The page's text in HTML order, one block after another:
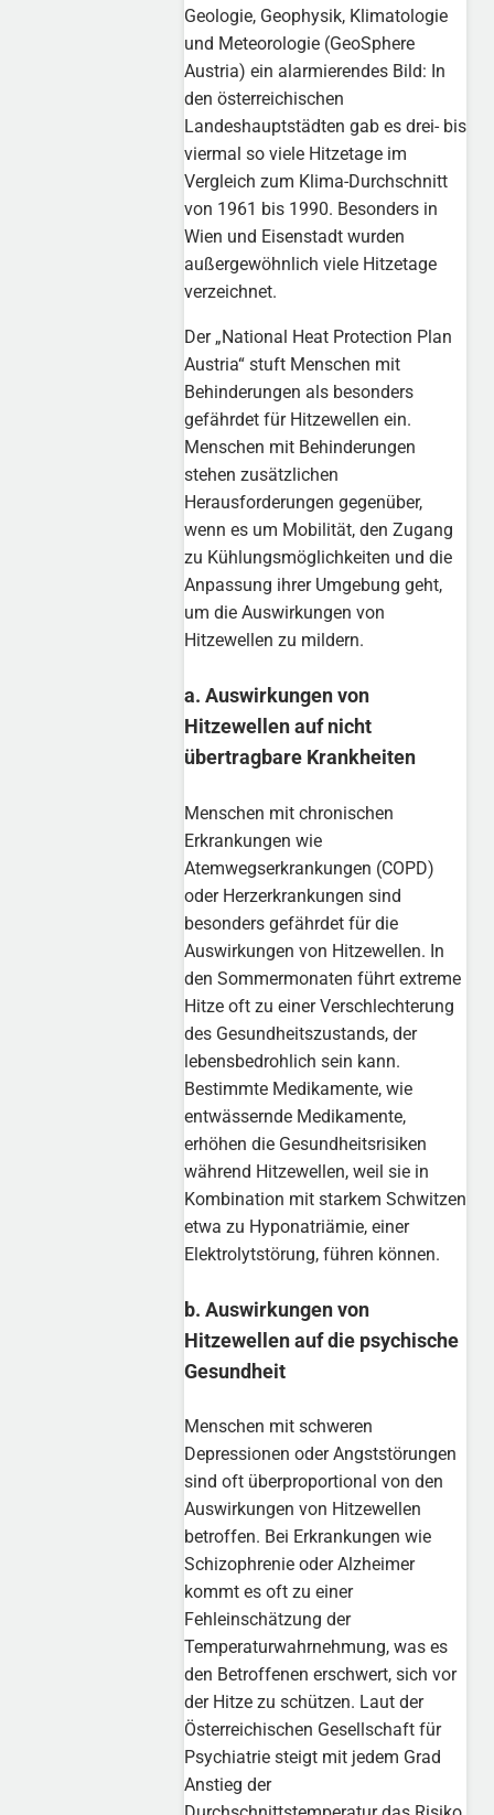
Geologie, Geophysik, Klimatologie
und Meteorologie (GeoSphere
Austria) ein alarmierendes Bild: In
den österreichischen
Landeshauptstädten gab es drei- bis
viermal so viele Hitzetage im
Vergleich zum Klima-Durchschnitt
von 1961 bis 1990. Besonders in
Wien und Eisenstadt wurden
außergewöhnlich viele Hitzetage
verzeichnet.
Der „National Heat Protection Plan
Austria“ stuft Menschen mit
Behinderungen als besonders
gefährdet für Hitzewellen ein.
Menschen mit Behinderungen
stehen zusätzlichen
Herausforderungen gegenüber,
wenn es um Mobilität, den Zugang
zu Kühlungsmöglichkeiten und die
Anpassung ihrer Umgebung geht,
um die Auswirkungen von
Hitzewellen zu mildern.
a. Auswirkungen von
Hitzewellen auf nicht
übertragbare Krankheiten
Menschen mit chronischen
Erkrankungen wie
Atemwegserkrankungen (COPD)
oder Herzerkrankungen sind
besonders gefährdet für die
Auswirkungen von Hitzewellen. In
den Sommermonaten führt extreme
Hitze oft zu einer Verschlechterung
des Gesundheitszustands, der
lebensbedrohlich sein kann.
Bestimmte Medikamente, wie
entwässernde Medikamente,
erhöhen die Gesundheitsrisiken
während Hitzewellen, weil sie in
Kombination mit starkem Schwitzen
etwa zu Hyponatriämie, einer
Elektrolytstörung, führen können.
b. Auswirkungen von
Hitzewellen auf die psychische
Gesundheit
Menschen mit schweren
Depressionen oder Angststörungen
sind oft überproportional von den
Auswirkungen von Hitzewellen
betroffen. Bei Erkrankungen wie
Schizophrenie oder Alzheimer
kommt es oft zu einer
Fehleinschätzung der
Temperaturwahrnehmung, was es
den Betroffenen erschwert, sich vor
der Hitze zu schützen. Laut der
Österreichischen Gesellschaft für
Psychiatrie steigt mit jedem Grad
Anstieg der